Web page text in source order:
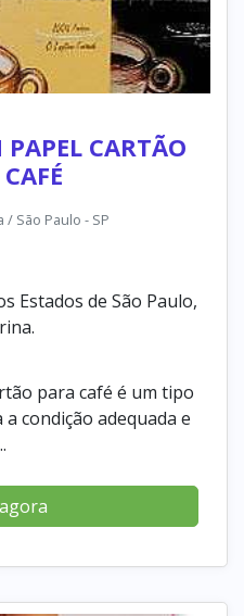
CARTÃO
São Paulo - SP
Estados de São Paulo,
para café é um tipo
condição adequada e